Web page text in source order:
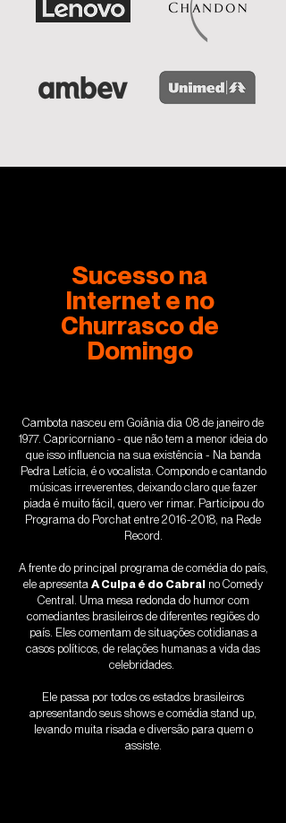
Sucesso na
Internet e no
Churrasco de
Domingo
Cambota nasceu em Goiânia dia 08 de janeiro de
1977. Capricorniano - que não tem a menor ideia do
que isso influencia na sua existência - Na banda
Pedra Letícia, é o vocalista. Compondo e cantando
músicas irreverentes, deixando claro que fazer
piada é muito fácil, quero ver rimar. Participou do
Programa do Porchat entre 2016-2018, na Rede
Record.
A frente do principal programa de comédia do país,
ele apresenta A Culpa é do Cabral no Comedy
Central. Uma mesa redonda do humor com
comediantes brasileiros de diferentes regiões do
país. Eles comentam de situações cotidianas a
casos políticos, de relações humanas a vida das
celebridades.
Ele passa por todos os estados brasileiros
apresentando seus shows e comédia stand up,
levando muita risada e diversão para quem o
assiste.